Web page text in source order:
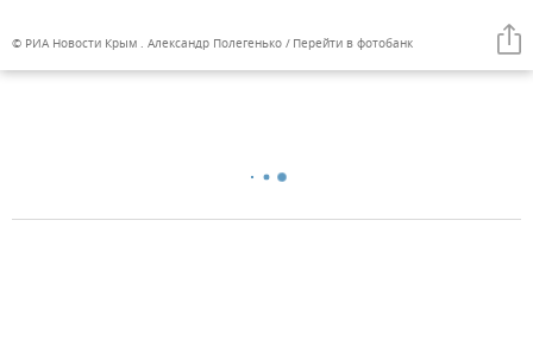
© РИА Новости Крым . Александр Полегенько Перейти в фотобанк